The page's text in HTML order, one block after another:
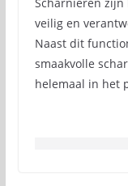
veilig en
Naast dit
smaakvolle
helemaal in het